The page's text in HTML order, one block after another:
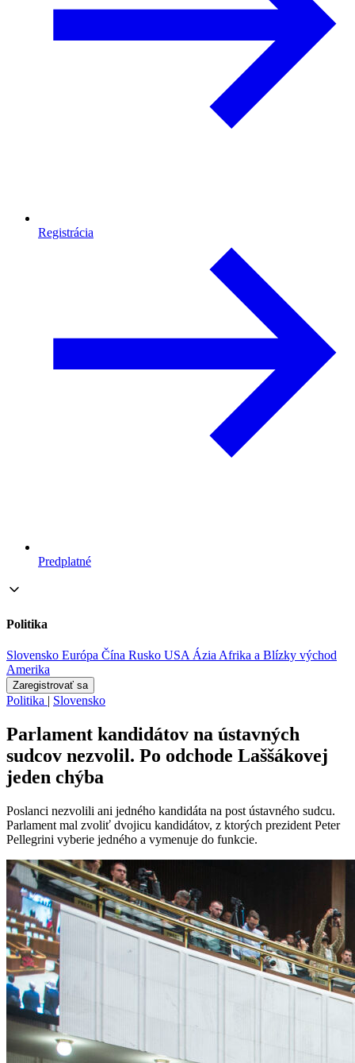
Registrácia
Predplatné
Politika
Slovensko Európa Čína Rusko USA ÁziaAfrika a Blízky východ
Amerika
Zaregistrovať sa
Politika | Slovensko
Parlament kandidátov na ústavných
sudcov nezvolil. Po odchode Laššákovej
jeden chýba
Poslanci nezvolili ani jedného kandidáta na post ústavného sudcu.
Parlament mal zvoliť dvojicu kandidátov, z ktorých prezident Peter
Pellegrini vyberie jedného a vymenuje do funkcie.